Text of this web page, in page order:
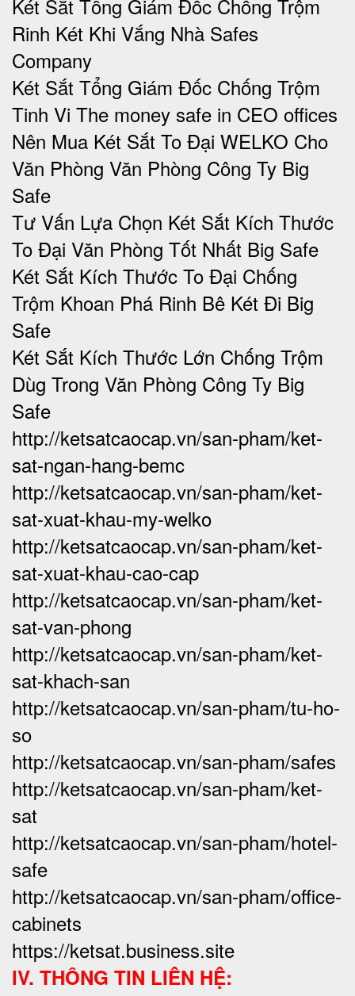
Két Sắt Tổng Giám Đốc Chống Trộm
Rinh Két Khi Vắng Nhà Safes
Company
Két Sắt Tổng Giám Đốc Chống Trộm
Tinh Vi The money safe in CEO offices
Nên Mua Két Sắt To Đại WELKO Cho
Văn Phòng Văn Phòng Công Ty Big
Safe
Tư Vấn Lựa Chọn Két Sắt Kích Thước
To Đại Văn Phòng Tốt Nhất Big Safe
Két Sắt Kích Thước To Đại Chống
Trộm Khoan Phá Rinh Bê Két Đi Big
Safe
Két Sắt Kích Thước Lớn Chống Trộm
Dùg Trong Văn Phòng Công Ty Big
Safe
http://ketsatcaocap.vn/san-pham/ket-
sat-ngan-hang-bemc
http://ketsatcaocap.vn/san-pham/ket-
sat-xuat-khau-my-welko
http://ketsatcaocap.vn/san-pham/ket-
sat-xuat-khau-cao-cap
http://ketsatcaocap.vn/san-pham/ket-
sat-van-phong
http://ketsatcaocap.vn/san-pham/ket-
sat-khach-san
http://ketsatcaocap.vn/san-pham/tu-ho-
so
http://ketsatcaocap.vn/san-pham/safes
http://ketsatcaocap.vn/san-pham/ket-
sat
http://ketsatcaocap.vn/san-pham/hotel-
safe
http://ketsatcaocap.vn/san-pham/office-
cabinets
https://ketsat.business.site
IV. THÔNG TIN LIÊN HỆ: